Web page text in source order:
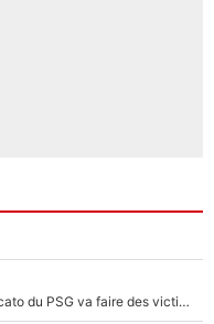
«Ça peut attirer des bons joueurs» : Le mercato du PSG va faire des victimes dans l'effectif de Luis Enrique ?